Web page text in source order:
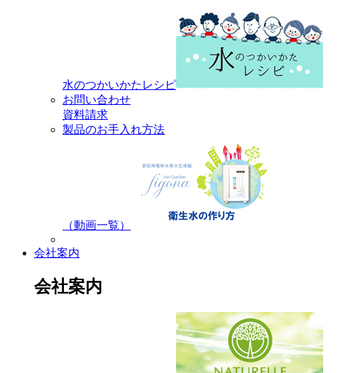
水のつかいかたレシピ
お問い合わせ
資料請求
製品のお手入れ方法
（動画一覧）
会社案内
会社案内